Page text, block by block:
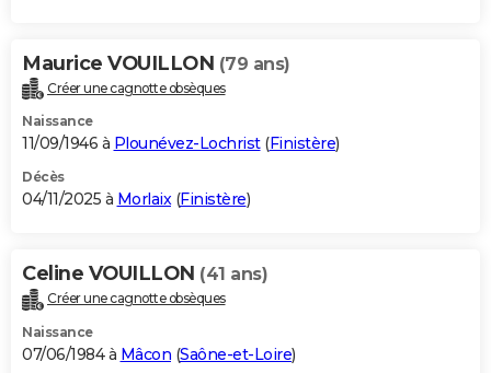
Maurice VOUILLON (79 ans)
Créer une cagnotte obsèques
Naissance
11/09/1946 à Plounévez-Lochrist(Finistère)
Décès
04/11/2025 à Morlaix(Finistère)
Celine VOUILLON (41 ans)
Créer une cagnotte obsèques
Naissance
07/06/1984 à Mâcon (Saône-et-Loire)